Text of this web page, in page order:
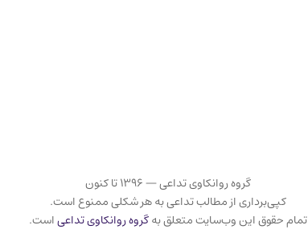
گروه روانکاوی تداعی — ۱۳۹۶ تا کنون
کپی‌برداری از مطالب تداعی به هر شکلی ممنوع است.
تمام حقوق این وب‌سایت متعلق بهگروه روانکاوی تداعیاست.